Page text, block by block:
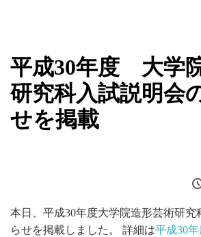
平成30年度 大学
研究科入試説明会
せを掲載
本日、平成30年度大学院造形芸術研究
らせを掲載しました。 詳細は平成30